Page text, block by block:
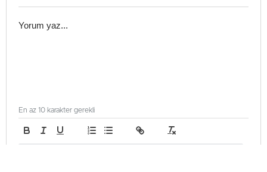
En az 10 karakter gerekli